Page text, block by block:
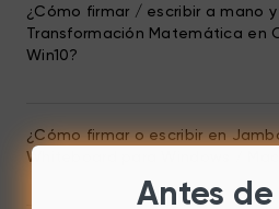
¿Cómo firmar / escribir a mano
Transformación Matemática en
Win10?
¿Cómo firmar o escribir en
Whiteboard para Windows / Mac?
Antes de